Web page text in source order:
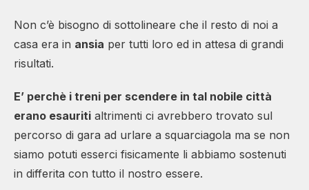
Non c’è bisogno di sottolineare che il resto di noi a
casa era in ansia per tutti loro ed in attesa di grandi
risultati.
E’ perchè i treni per scendere in tal nobile città
erano esauriti altrimenti ci avrebbero trovato sul
percorso di gara ad urlare a squarciagola ma se non
siamo potuti esserci fisicamente li abbiamo sostenuti
in differita con tutto il nostro essere.